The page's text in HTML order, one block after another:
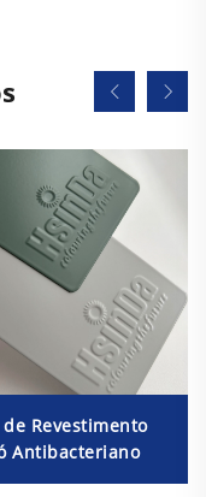
Revestimento
Antibacteriano